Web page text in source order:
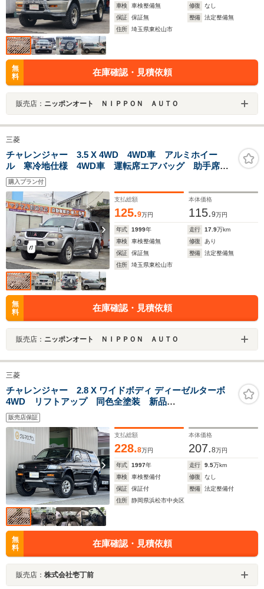
車検
車検整備無 修復
なし
保証
保証無 整備
法定整備無
住所
埼玉県東松山市
無
料
在庫確認・見積依頼
販売店： ニッポンオート ＮＩＰＰＯＮ ＡＵＴＯ
三菱
チャレンジャー 3.5 X 4WD 4WD車 アルミホイー
ル 寒冷地仕様 4WD車 運転席エアバッグ 助手席エ
アバッグ フロントフォグランプ フルフラットリアス
ポイラー排気3500CC
購入プラン付
支払総額
125.9万円
本体価格
115.9万円
年式 1999年 走行 17.9万km
車検
車検整備無 修復
あり
保証
保証無 整備
法定整備無
住所
埼玉県東松山市
無
料
在庫確認・見積依頼
販売店： ニッポンオート ＮＩＰＰＯＮ ＡＵＴＯ
三菱
チャレンジャー 2.8 X ワイドボディ ディーゼルターボ
4WD リフトアップ 同色全塗装 新品
OPENCOUNTRY M/Tタイヤ 本革シート シートヒータ
ー 純正15インチアルミホイール リアスポイラー サ
イドステップ ウッドパネル オートエアコン パワー
ウインド 助手席SRS
販売店保証
支払総額
228.8万円
本体価格
207.8万円
年式 1997年 走行 9.5万km
車検
車検整備付 修復
なし
保証
保証付 整備
法定整備付
住所
静岡県浜松市中央区
無
料
在庫確認・見積依頼
販売店： 株式会社壱丁前